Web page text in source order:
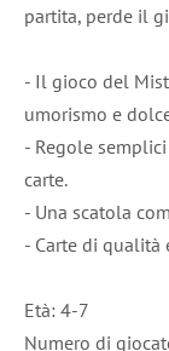
partita, perde il
- Il gioco del
umorismo e
- Regole
carte.
- Una scatola
- Carte di qualità
Età: 4-7
Numero di